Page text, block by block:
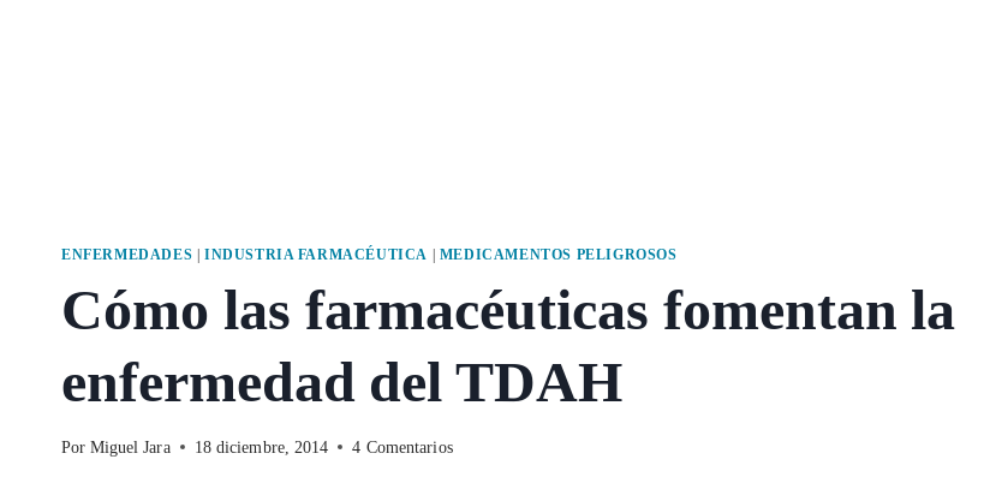
ENFERMEDADES INDUSTRIA FARMACÉUTICA MEDICAMENTOS PELIGROSOS
Cómo las farmacéuticas fomentan la
enfermedad del TDAH
Por Miguel Jara 18 diciembre, 2014 4 Comentarios